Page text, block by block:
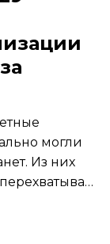
могли
Из них